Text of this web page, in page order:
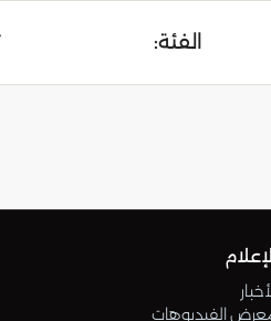
الفئة:
الإعلام
الفيديوهات